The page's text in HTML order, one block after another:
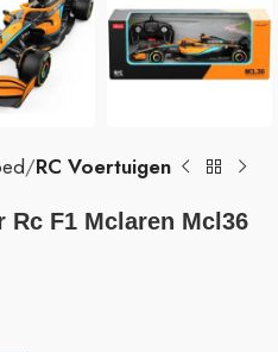
RC Voertuigen
Rc F1 Mclaren Mcl36